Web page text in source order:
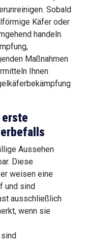
Sobald
Käfer oder
handeln.
Maßnahmen
Ihnen
erste
Aussehen
Diese
weisen eine
und sind
ausschließlich
wenn sie